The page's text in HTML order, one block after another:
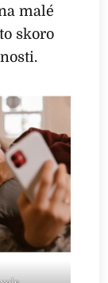
malé
skoro